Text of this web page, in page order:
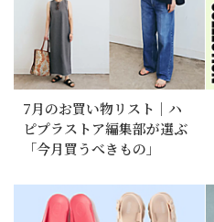
7月のお買い物リスト｜ハ
ピプラストア編集部が選ぶ
「今月買うべきもの」